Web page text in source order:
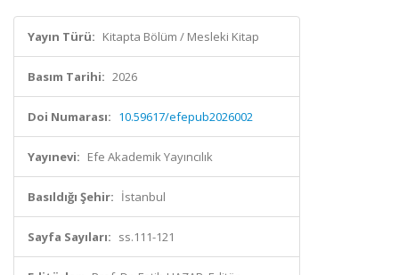
Yayın Türü: Kitapta Bölüm / Mesleki Kitap
Basım Tarihi: 2026
Doi Numarası: 10.59617/efepub2026002
Yayınevi: Efe Akademik Yayıncılık
Basıldığı Şehir: İstanbul
Sayfa Sayıları: ss.111-121